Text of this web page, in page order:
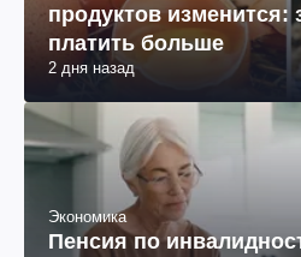
продуктов изменится:
платить больше
2 дня назад
Экономика
Пенсия по